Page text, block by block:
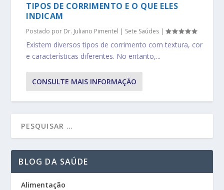
TIPOS DE CORRIMENTO E O QUE ELES
INDICAM
Postado por Dr. Juliano Pimentel | Sete Saúdes |
Existem diversos tipos de corrimento com textura, cor
e características diferentes. No entanto,...
CONSULTE MAIS INFORMAÇÃO
BLOG DA SAÚDE
Alimentação